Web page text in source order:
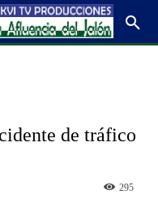
de tráfico
295